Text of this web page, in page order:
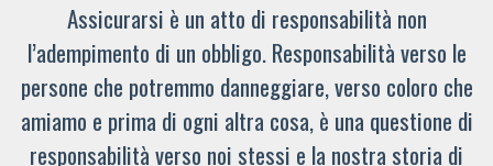
Assicurarsi è un atto di responsabilità non
l’adempimento di un obbligo. Responsabilità verso le
persone che potremmo danneggiare, verso coloro che
amiamo e prima di ogni altra cosa, è una questione di
responsabilità verso noi stessi e la nostra storia di